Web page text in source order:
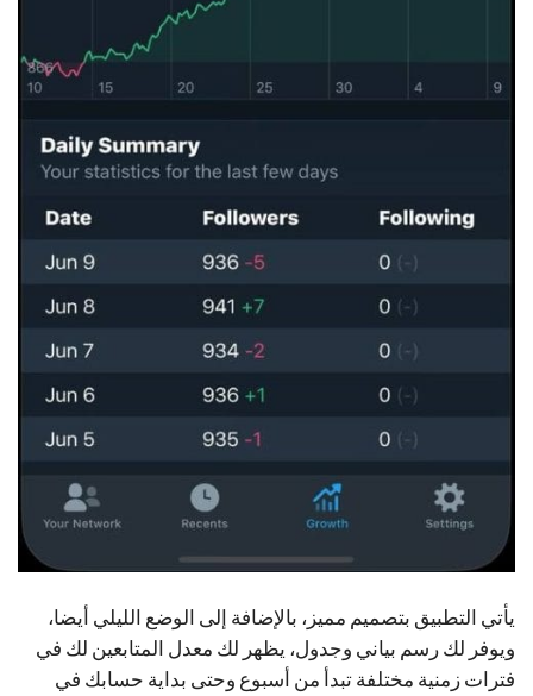
يأتي التطبيق بتصميم مميز، بالإضافة إلى الوضع الليلي أيضا،
ويوفر لك رسم بياني وجدول، يظهر لك معدل المتابعين لك في
فترات زمنية مختلفة تبدأ من أسبوع وحتى بداية حسابك في